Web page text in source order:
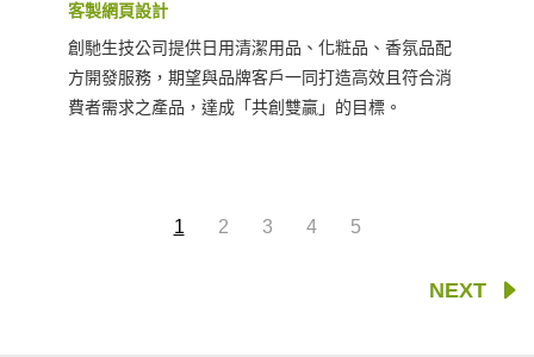
客製網頁設計
創馳生技公司提供日用清潔用品、化粧品、香氛品配
方開發服務，期望與品牌客戶一同打造高效且符合消
費者需求之產品，達成「共創雙贏」的目標。
1 2 3 4 5
NEXT